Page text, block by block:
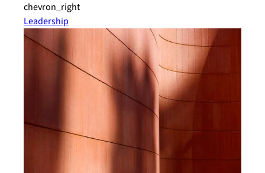
chevron_right
Leadership